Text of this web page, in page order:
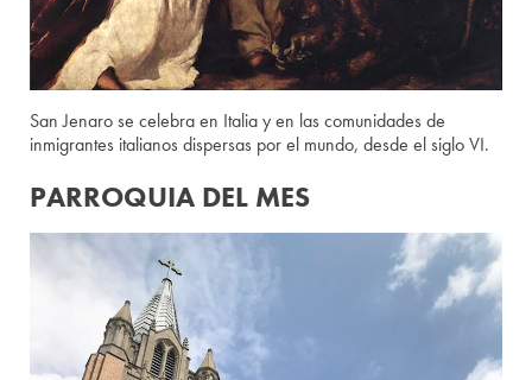
San Jenaro se celebra en Italia y en las comunidades de
inmigrantes italianos dispersas por el mundo, desde el siglo VI.
PARROQUIA DEL MES